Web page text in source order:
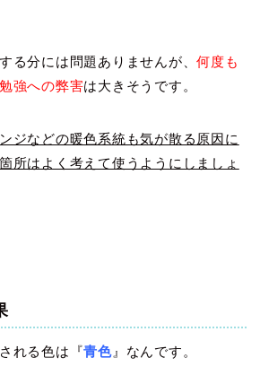
る分には問題ありませんが、何度も
強への弊害は大きそうです。
ジなどの暖色系統も気が散る原因に
所はよく考えて使うようにしましょ
れる色は『青色』なんです。